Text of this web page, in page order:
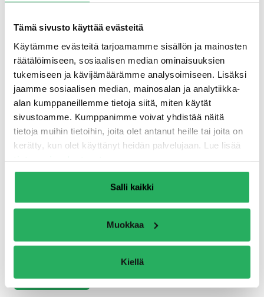
Tämä sivusto käyttää evästeitä
Käytämme evästeitä tarjoamamme sisällön ja mainosten
räätälöimiseen, sosiaalisen median ominaisuuksien
tukemiseen ja kävijämäärämme analysoimiseen. Lisäksi
jaamme sosiaalisen median, mainosalan ja analytiikka-
alan kumppaneillemme tietoja siitä, miten käytät
sivustoamme. Kumppanimme voivat yhdistää näitä
tietoja muihin tietoihin, joita olet antanut heille tai joita on
kerätty, kun olet käyttänyt heidän palvelujaan. Lue lisää
Salli kaikki
Muokkaa
Kiellä
Grönqvistin talon julkisivun
huoltomaalaus – uniikkia
kohdetta suojaa nyt Keim
Soldalit-ME ja Keim Romanit –
kalkkimaali
peittokykyä Talon alkuperäisten epäorgaanisten
maalikerrosten päälle oli osittain maalattu
vaikuttivat huoltomaalaukseen soveltuvan
maalituotteen valintaan. Rakennesuunnittelijan,…
5.10.2022 •UUTINEN
LUE LISÄÄ